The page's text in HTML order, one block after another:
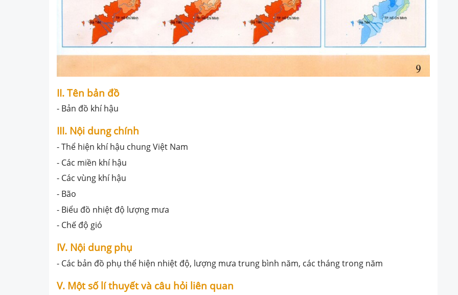
II. Tên bản đồ
- Bản đồ khí hậu
III. Nội dung chính
- Thể hiện khí hậu chung Việt Nam
- Các miền khí hậu
- Các vùng khí hậu
- Bão
- Biểu đồ nhiệt độ lượng mưa
- Chế độ gió
IV. Nội dung phụ
- Các bản đồ phụ thể hiện nhiệt độ, lượng mưa trung bình năm, các tháng trong năm
V. Một số lí thuyết và câu hỏi liên quan